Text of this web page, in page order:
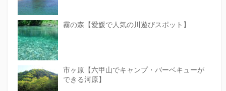
霧の森【愛媛で人気の川遊びスポット】
市ヶ原【六甲山でキャンプ・バーベキューが
できる河原】